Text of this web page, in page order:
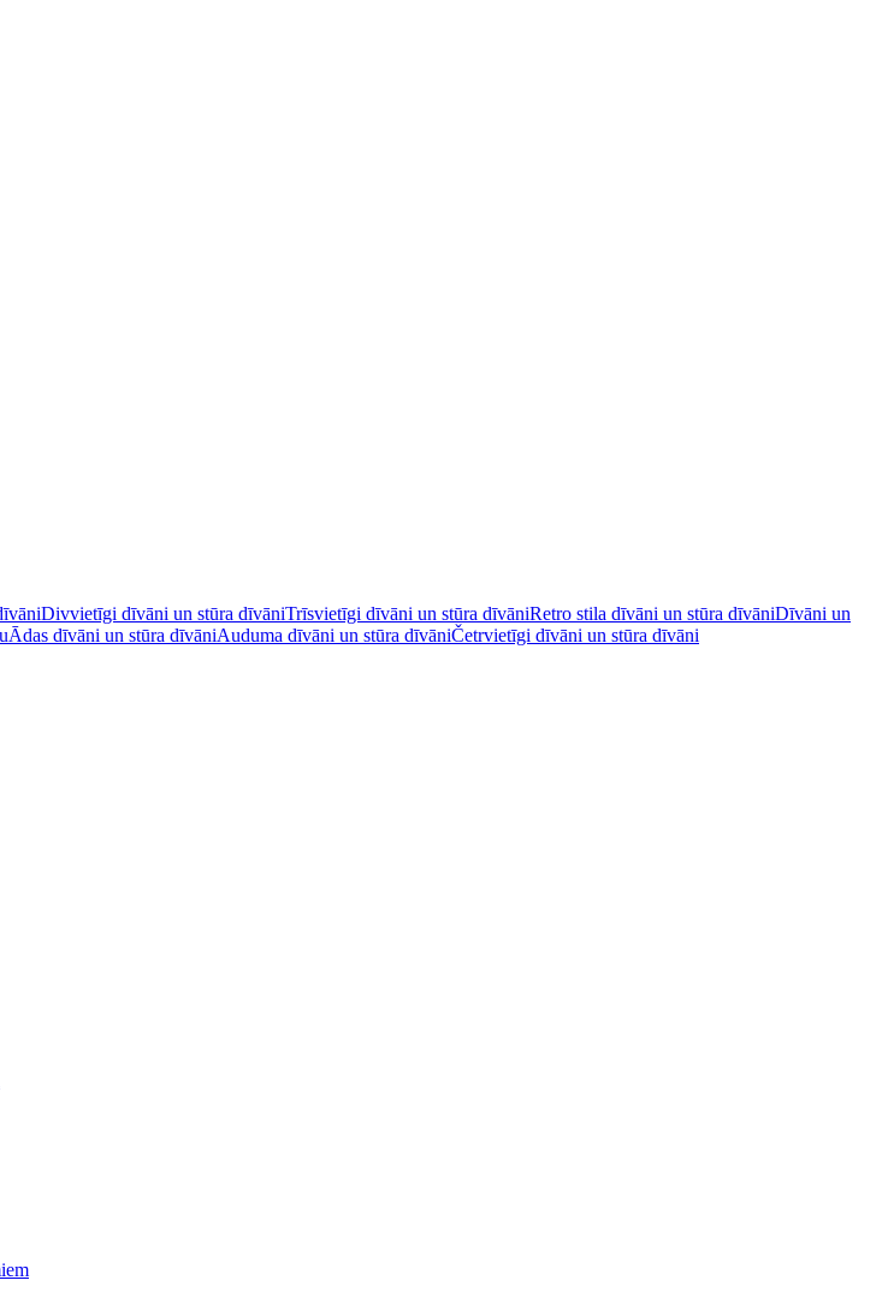
Divvietīgi dīvāni un stūra dīvāniTrīsvietīgi dīvāni un stūra dīvāniRetro stila dīvāni un stūra dīvāniDīvāni un
Ādas dīvāni un stūra dīvāniAuduma dīvāni un stūra dīvāniČetrvietīgi dīvāni un stūra dīvāni